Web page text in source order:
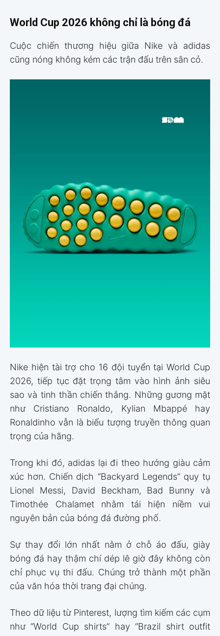
World Cup 2026 không chỉ là bóng đá
Cuộc chiến thương hiệu giữa Nike và adidas
cũng nóng không kém các trận đấu trên sân cỏ.
Nike hiện tài trợ cho 16 đội tuyển tại World Cup
2026, tiếp tục đặt trọng tâm vào hình ảnh siêu
sao và tinh thần chiến thắng. Những gương mặt
như Cristiano Ronaldo, Kylian Mbappé hay
Ronaldinho vẫn là biểu tượng truyền thông quan
trọng của hãng.
Trong khi đó, adidas lại đi theo hướng giàu cảm
xúc hơn. Chiến dịch “Backyard Legends” quy tụ
Lionel Messi, David Beckham, Bad Bunny và
Timothée Chalamet nhằm tái hiện niềm vui
nguyên bản của bóng đá đường phố.
Sự thay đổi lớn nhất nằm ở chỗ áo đấu, giày
bóng đá hay thậm chí dép lê giờ đây không còn
chỉ phục vụ thi đấu. Chúng trở thành một phần
của văn hóa thời trang đại chúng.
Theo dữ liệu từ Pinterest, lượng tìm kiếm các cụm
như “World Cup shirts” hay “Brazil shirt outfit